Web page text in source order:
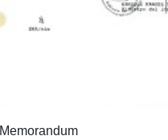
Memorandum